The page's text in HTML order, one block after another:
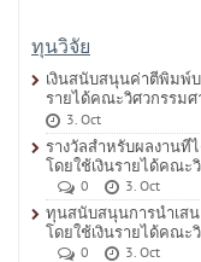
ทุนวิจัย
เงินสนับสนุนค่าตีพิมพ์
รายได้คณะวิศวกรรมศ
3. Oct
รางวัลสำหรับผลงาน
โดยใช้เงินรายได้คณะ
0
3. Oct
ทุนสนับสนุนการนำเส
โดยใช้เงินรายได้คณะ
0
3. Oct